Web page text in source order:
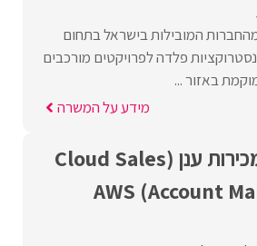
המובילות בישראל בתחום
פלדה לפרויקטים מורכבים
באזור ...
מידע על המשרה
מנהל מכירות ענן (Cloud Sales
Account